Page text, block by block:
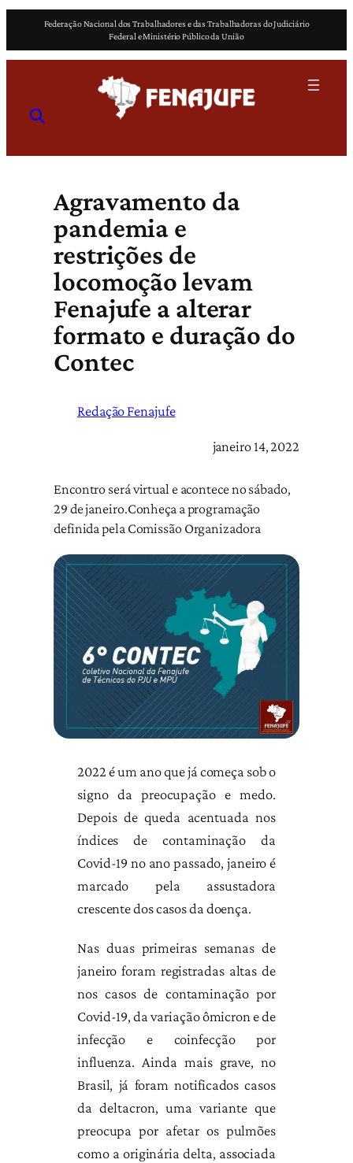
o
Federação Nacional dos Trabalhadores e das Trabalhadoras do Judiciário
Federal e Ministério Público da União
Agravamento da
pandemia e
restrições de
locomoção levam
Fenajufe a alterar
formato e duração do
Contec
Redação Fenajufe
janeiro 14, 2022
Encontro será virtual e acontece no sábado,
29 de janeiro.Conheça a programação
definida pela Comissão Organizadora
2022 é um ano que já começa sob o
signo da preocupação e medo.
Depois de queda acentuada nos
índices de contaminação da
Covid-19 no ano passado, janeiro é
marcado pela assustadora
crescente dos casos da doença.
Nas duas primeiras semanas de
janeiro foram registradas altas de
nos casos de contaminação por
Covid-19, da variação ômicron e de
infecção e coinfecção por
influenza. Ainda mais grave, no
Brasil, já foram notificados casos
da deltacron, uma variante que
preocupa por afetar os pulmões
como a originária delta, associada